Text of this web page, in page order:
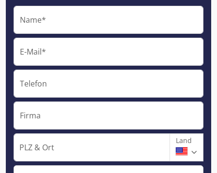
Name*
E-Mail*
Telefon
Firma
PLZ & Ort
Land